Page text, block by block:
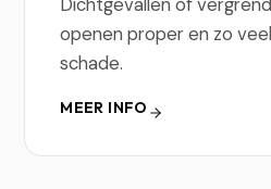
openen proper en zo
schade.
MEER INFO